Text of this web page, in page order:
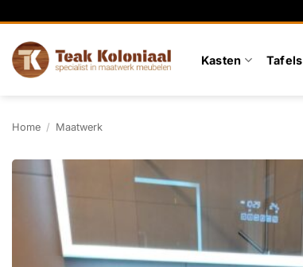
naar
inhoud
Kasten Tafels
Home / Maatwerk